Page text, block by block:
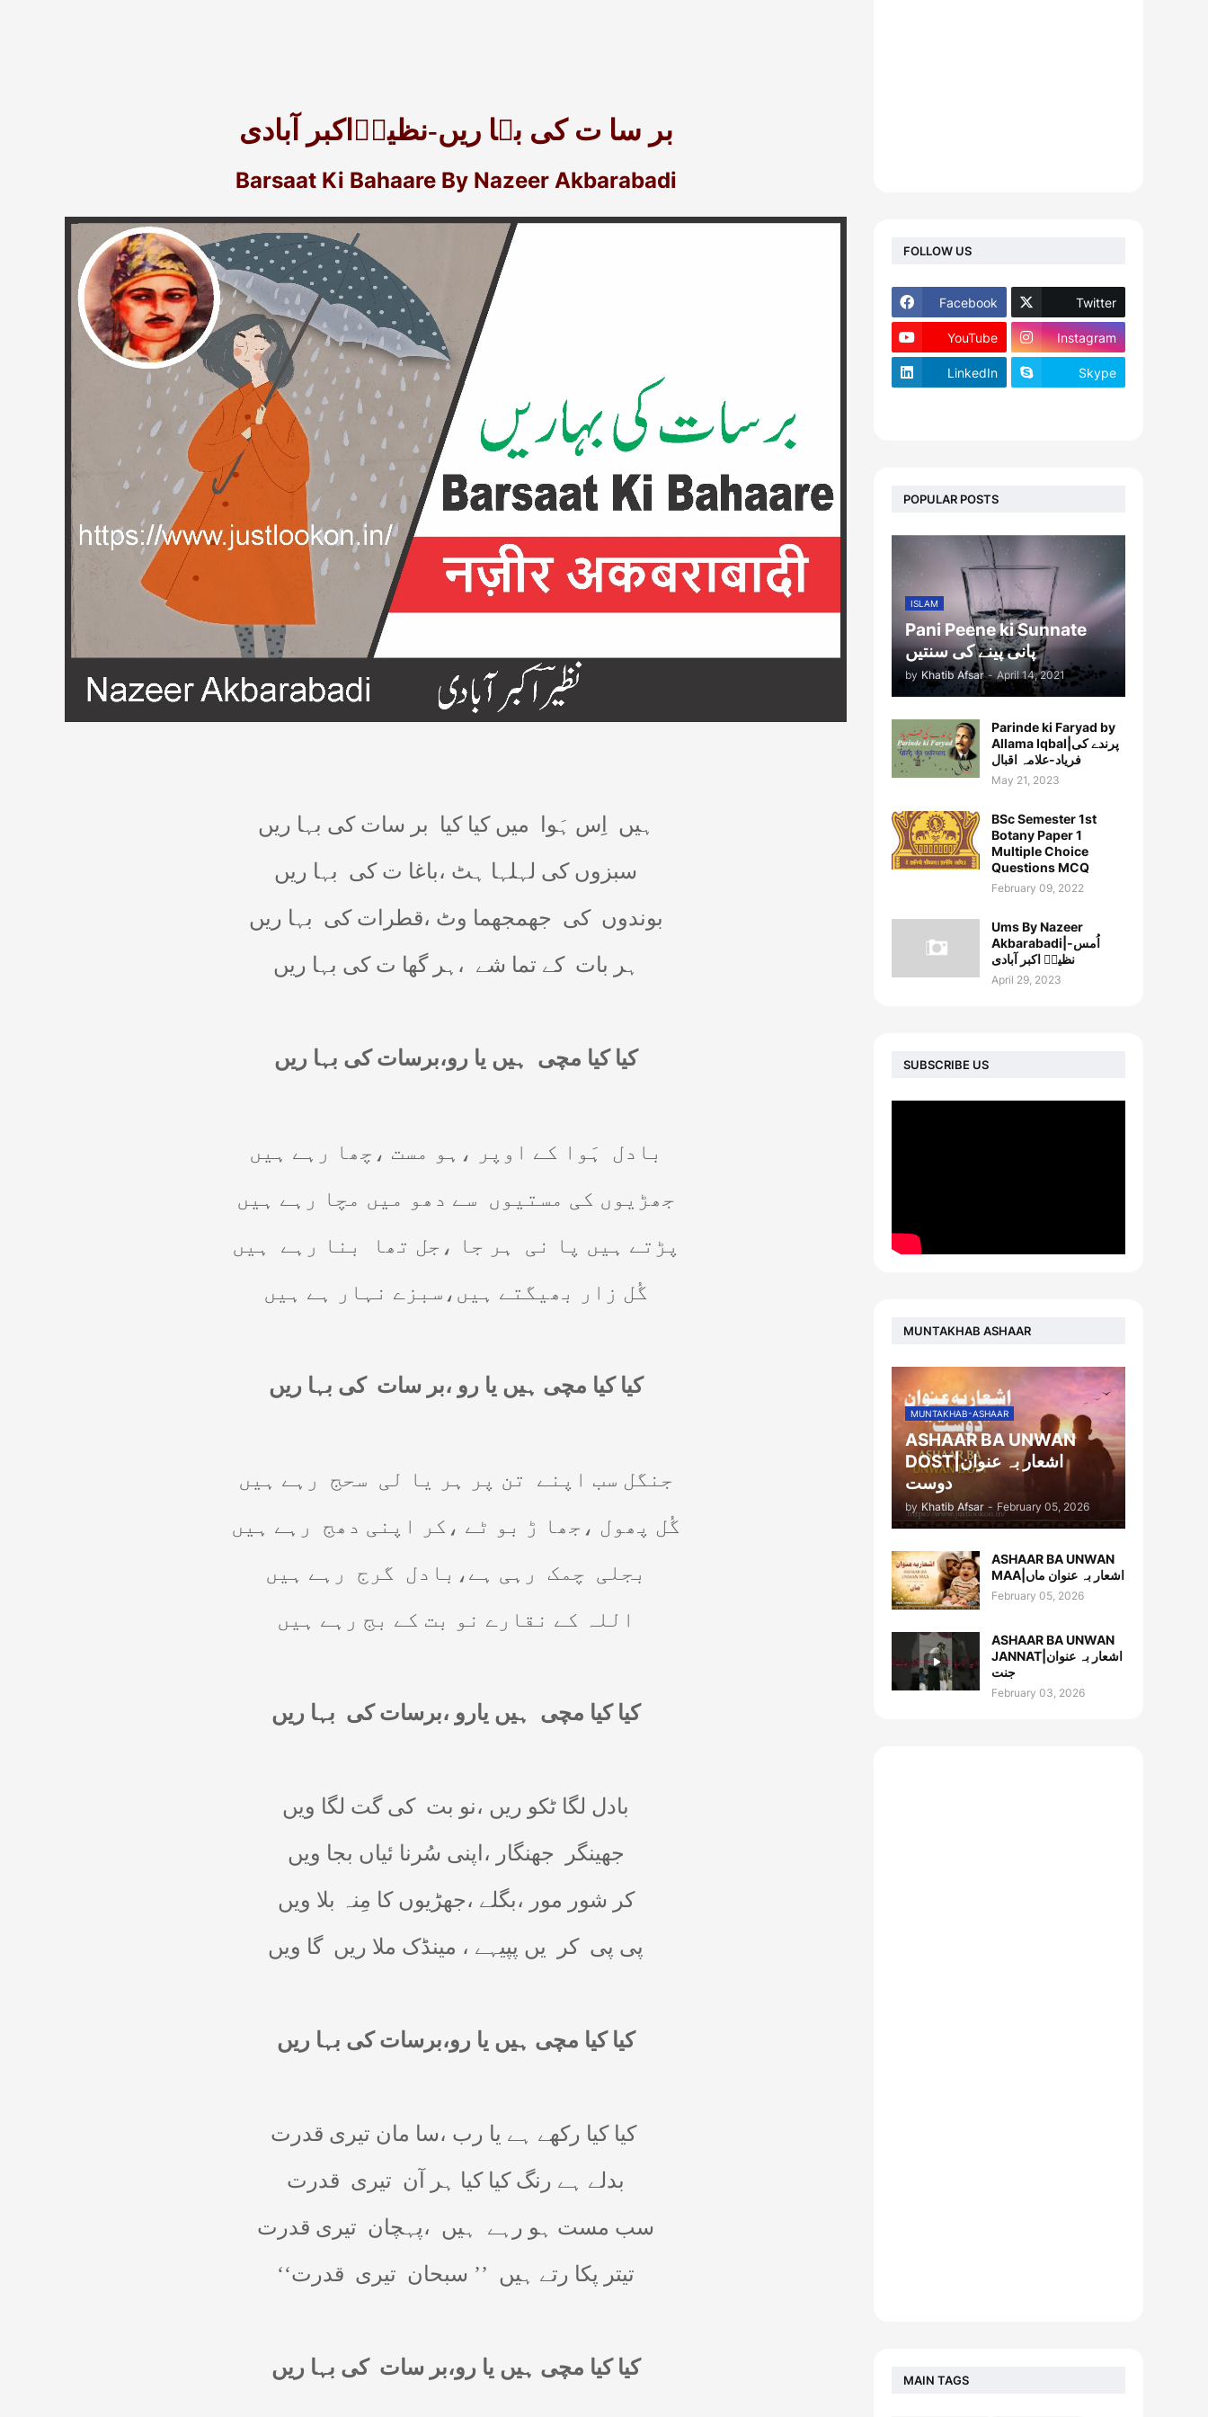
بر سا ت کی بہا ریں-نظیرؔاکبر آبادی
Barsaat Ki Bahaare By Nazeer Akbarabadi
ہیں اِس ہَوا میں کیا کیا
بر سات کی بہا ریں
سبزوں کی لہلہا ہٹ ،باغا ت کی بہا ریں
بوندوں کی جھمجھما وٹ ،قطرات کی بہا ریں
ہر بات کے تما شے ،ہر گھا ت کی بہا ریں
کیا کیا مچی ہیں یا رو،برسات کی بہا ریں
بادل
ہَوا کے اوپر ،ہو مست ،چھا رہے ہیں
جھڑیوں کی مستیوں سے دھو میں مچا رہے ہیں
پڑتے ہیں پا نی
ہر جا ،جل تھا بنا رہے
ہیں
گُل زار بھیگتے ہیں،سبزے نہار ہے ہیں
کیا کیا مچی ہیں یا رو ،بر سات کی بہا ریں
جنگل سب اپنے تن پر ہر یا لی سحج
رہے ہیں
گُل پھول ،جھا ڑ بو ٹے ،کر اپنی دھج
رہے ہیں
بجلی چمک رہی ہے،بادل گرج
رہے ہیں
اللہ کے نقارے نو بت کے بج رہے ہیں
کیا کیا مچی ہیں یارو ،برسات کی بہا ریں
بادل لگا ٹکو ریں ،نو بت کی گت لگا ویں
جھینگر
جھنگار ،اپنی سُرنا ئیاں بجا ویں
کر شور مور ،بگلے ،جھڑیوں کا مِنہ بلا ویں
پی پی کر یں پپیہے ، مینڈک ملا ریں گا ویں
کیا کیا مچی ہیں یا رو،برسات کی بہا ریں
کیا کیا رکھے ہے یا رب ،سا مان تیری قدرت
بدلے ہے رنگ کیا کیا ہر آن تیری قدرت
سب مست ہو رہے
ہیں ،پہچان تیری قدرت
تیتر پکا رتے ہیں ’’ سبحان تیری قدرت‘‘
کیا کیا مچی ہیں یا رو،بر سات کی بہا ریں
FOLLOW US
Facebook Twitter
YouTube Instagram
LinkedIn Skype
POPULAR POSTS
ISLAM
Pani Peene ki Sunnate
پانی پینے کی سنتیں
by Khatib Afsar - April 14, 2021
Parinde ki Faryad by
Allama Iqbal|پرندے کی
فریاد-علامہ اقبال
May 21, 2023
BSc Semester 1st
Botany Paper 1
Multiple Choice
Questions MCQ
February 09, 2022
Ums By Nazeer
Akbarabadi|اُمس-
نظیرؔ اکبر آبادی
April 29, 2023
SUBSCRIBE US
MUNTAKHAB ASHAAR
MUNTAKHAB-ASHAAR
ASHAAR BA UNWAN
DOST|اشعار بہ عنوان
دوست
by Khatib Afsar - February 05, 2026
ASHAAR BA UNWAN
MAA|اشعار بہ عنوان ماں
February 05, 2026
ASHAAR BA UNWAN
JANNAT|اشعار بہ عنوان
جنت
February 03, 2026
MAIN TAGS